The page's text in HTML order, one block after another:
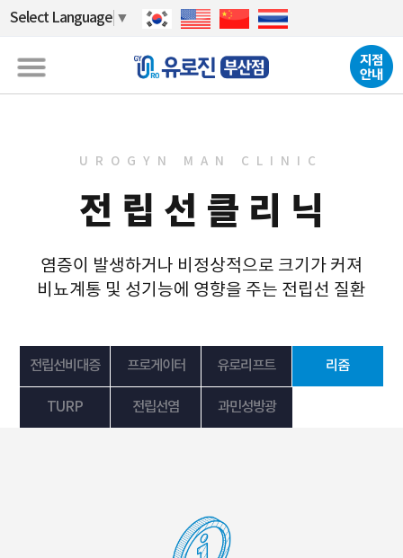
Select Language ▼
UROGYN MAN CLINIC
전립선클리닉
염증이 발생하거나 비정상적으로 크기가 커져
비뇨계통 및 성기능에 영향을 주는 전립선 질환
전립선비대증 프로게이터 유로리프트 리줌
TURP 전립선염 과민성방광